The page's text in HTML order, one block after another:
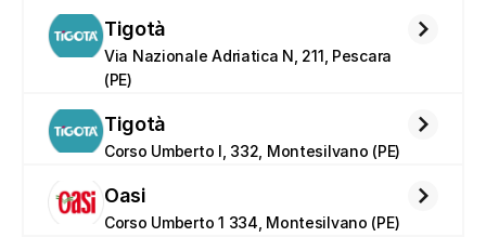
Tigotà
Via Nazionale Adriatica N, 211, Pescara
(PE)
Tigotà
Corso Umberto I, 332, Montesilvano (PE)
Oasi
Corso Umberto 1 334, Montesilvano (PE)